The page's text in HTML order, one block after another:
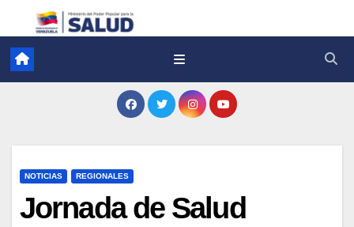
NOTICIAS REGIONALES
Jornada de Salud